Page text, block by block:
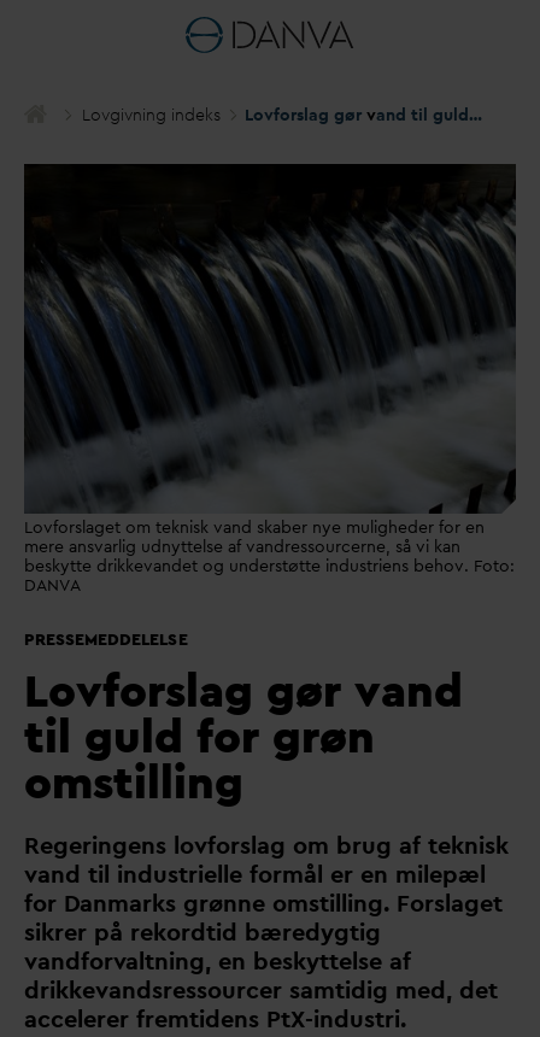
Lovgivning indeks Lovforslag gør vand til guld for grøn omstilling
Lovforslaget om teknisk vand skaber nye muligheder for en
mere ansvarlig udnyttelse af vandressourcerne, så vi kan
beskytte drikkevandet og understøtte industriens behov. Foto:
DANVA
PRESSEMEDDELELSE
Lovforslag gør vand
til guld for grøn
omstilling
Regeringens lovforslag om brug af teknisk
vand til industrielle formål er en milepæl
for Danmarks grønne omstilling. Forslaget
sikrer på rekordtid bæredygtig
vandforvaltning, en beskyttelse af
drikkevandsressourcer samtidig med, det
accelerer fremtidens PtX-industri.